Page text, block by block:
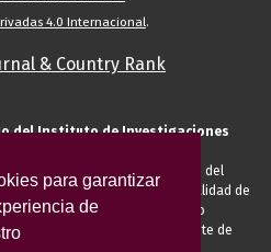
para garantizar
de
4.0 Internacional.
del Instituto de Investigaciones
de la UNAM, es responsable del
para el registro de usted en calidad de
académica, conferencista o
visitante, proveedor o cliente de